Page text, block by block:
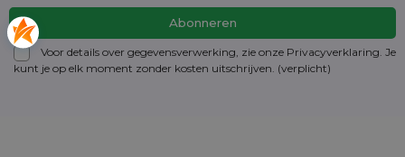
Voor details over gegevensverwerking, zie onze Privacyverklaring. Je
kunt je op elk moment zonder kosten uitschrijven. (verplicht)